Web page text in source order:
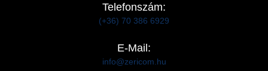
Telefonszám:
(+36) 70 386 6929
E-Mail:
info@zericom.hu